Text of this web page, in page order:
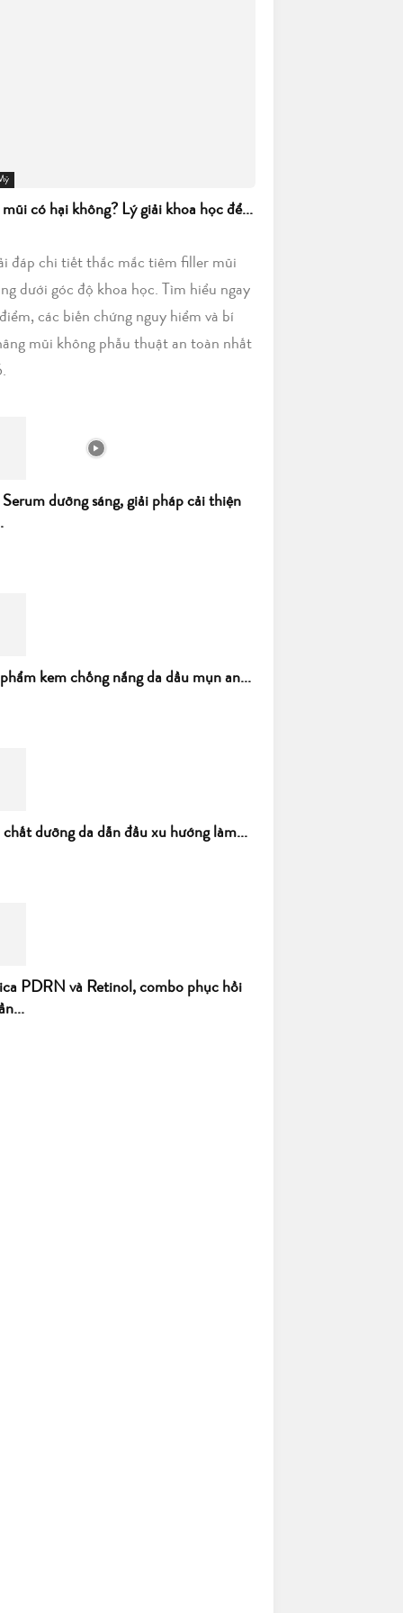
có hại không? Lý giải khoa học để...
đáp chi tiết thắc mắc tiêm filler mũi
dưới góc độ khoa học. Tìm hiểu ngay
các biến chứng nguy hiểm và bí
mũi không phẫu thuật an toàn nhất
dưỡng sáng, giải pháp cải thiện
kem chống nắng da dầu mụn an...
dưỡng da dẫn đầu xu hướng làm...
PDRN và Retinol, combo phục hồi